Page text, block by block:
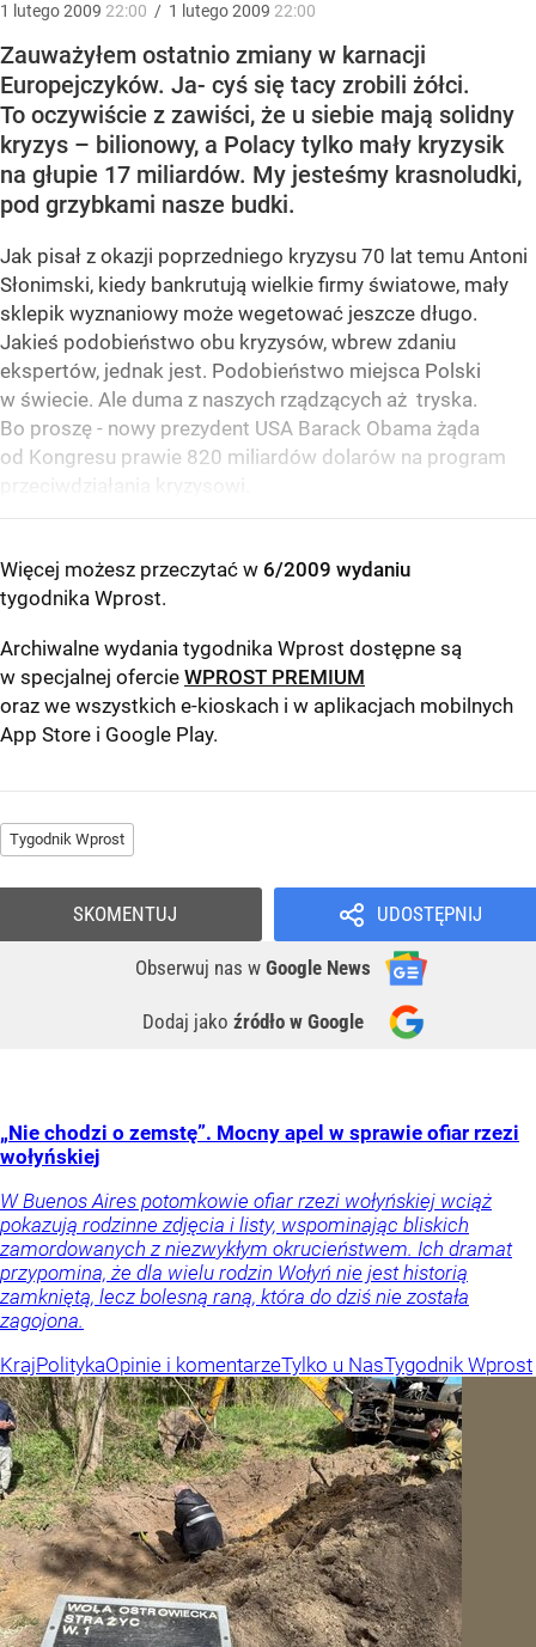
1 lutego2009 22:00 / 1 lutego2009 22:00
Zauważyłem ostatnio zmiany w karnacji
Europejczyków. Ja- cyś się tacy zrobili żółci.
To oczywiście z zawiści, że u siebie mają solidny
kryzys – bilionowy, a Polacy tylko mały kryzysik
na głupie 17 miliardów. My jesteśmy krasnoludki,
pod grzybkami nasze budki.
Jak pisał z okazji poprzedniego kryzysu 70 lat temu Antoni
Słonimski, kiedy bankrutują wielkie firmy światowe, mały
sklepik wyznaniowy może wegetować jeszcze długo.
Jakieś podobieństwo obu kryzysów, wbrew zdaniu
ekspertów, jednak jest. Podobieństwo miejsca Polski
w świecie. Ale duma z naszych rządzących aż tryska.
Bo proszę - nowy prezydent USA Barack Obama żąda
od Kongresu prawie 820 miliardów dolarów na program
Więcej możesz przeczytać w 6/2009 wydaniu
tygodnika Wprost.
Archiwalne wydania tygodnika Wprost dostępne są
w specjalnej ofercie WPROST PREMIUM
oraz we wszystkich e-kioskach i w aplikacjach mobilnych
App Store i Google Play.
Tygodnik Wprost
UDOSTĘPNIJ
Obserwuj nas w Google News
Dodaj jako źródło w Google
SKOMENTUJ
„Nie chodzi o zemstę”. Mocny apel w sprawie ofiar rzezi
wołyńskiej
W Buenos Aires potomkowie ofiar rzezi wołyńskiej wciąż
pokazują rodzinne zdjęcia i listy, wspominając bliskich
zamordowanych z niezwykłym okrucieństwem. Ich dramat
przypomina, że dla wielu rodzin Wołyń nie jest historią
zamkniętą, lecz bolesną raną, która do dziś nie została
zagojona.
KrajPolitykaOpinie i komentarzeTylko u NasTygodnik Wprost